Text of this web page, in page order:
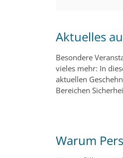
Aktuelles
Besondere
vieles mehr: In
aktuellen
Bereichen
Warum